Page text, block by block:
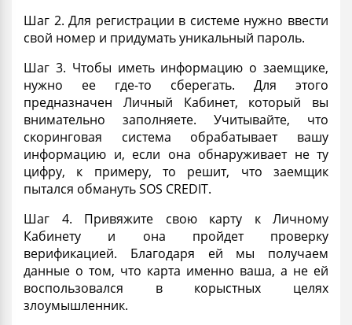
Шаг 2. Для регистрации в системе нужно ввести
свой номер и придумать уникальный пароль.
Шаг 3. Чтобы иметь информацию о заемщике,
нужно ее где-то сберегать. Для этого
предназначен Личный Кабинет, который вы
внимательно заполняете. Учитывайте, что
скоринговая система обрабатывает вашу
информацию и, если она обнаруживает не ту
цифру, к примеру, то решит, что заемщик
пытался обмануть SOS CREDIT.
Шаг 4. Привяжите свою карту к Личному
Кабинету и она пройдет проверку
верификацией. Благодаря ей мы получаем
данные о том, что карта именно ваша, а не ей
воспользовался в корыстных целях
злоумышленник.